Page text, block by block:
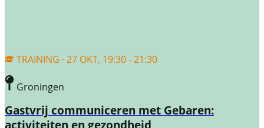
TRAINING · 27 OKT, 19:30 - 21:30
Groningen
Gastvrij communiceren met Gebaren:
activiteiten en gezondheid